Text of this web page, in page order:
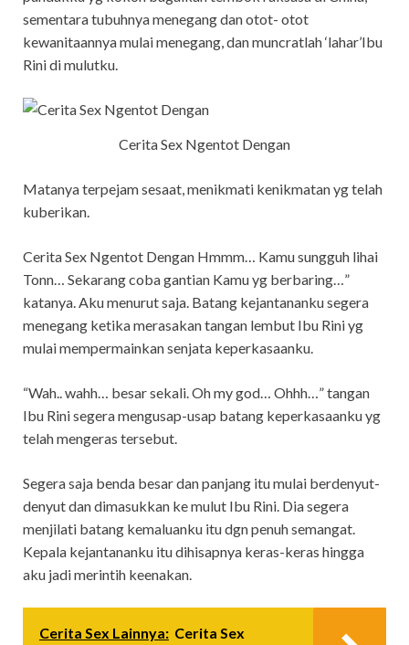
sementara tubuhnya menegang dan otot- otot
kewanitaannya mulai menegang, dan muncratlah ‘lahar’Ibu
Rini di mulutku.
Cerita Sex Ngentot Dengan
Matanya terpejam sesaat, menikmati kenikmatan yg telah
kuberikan.
Cerita Sex Ngentot Dengan Hmmm… Kamu sungguh lihai
Tonn… Sekarang coba gantian Kamu yg berbaring…”
katanya. Aku menurut saja. Batang kejantananku segera
menegang ketika merasakan tangan lembut Ibu Rini yg
mulai mempermainkan senjata keperkasaanku.
“Wah.. wahh… besar sekali. Oh my god… Ohhh…” tangan
Ibu Rini segera mengusap-usap batang keperkasaanku yg
telah mengeras tersebut.
Segera saja benda besar dan panjang itu mulai berdenyut-
denyut dan dimasukkan ke mulut Ibu Rini. Dia segera
menjilati batang kemaluanku itu dgn penuh semangat.
Kepala kejantananku itu dihisapnya keras-keras hingga
aku jadi merintih keenakan.
Cerita Sex Lainnya: Cerita Sex